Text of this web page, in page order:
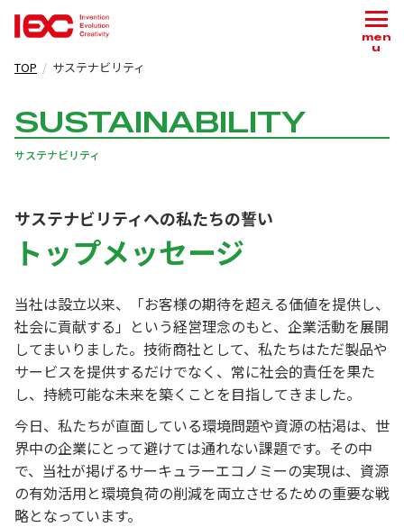
men
u
TOP サステナビリティ
SUSTAINABILITY
サステナビリティ
サステナビリティへの私たちの誓い
トップメッセージ
当社は設立以来、「お客様の期待を超える価値を提供し、
社会に貢献する」という経営理念のもと、企業活動を展開
してまいりました。技術商社として、私たちはただ製品や
サービスを提供するだけでなく、常に社会的責任を果た
し、持続可能な未来を築くことを目指してきました。
今日、私たちが直面している環境問題や資源の枯渇は、世
界中の企業にとって避けては通れない課題です。その中
で、当社が掲げるサーキュラーエコノミーの実現は、資源
の有効活用と環境負荷の削減を両立させるための重要な戦
略となっています。